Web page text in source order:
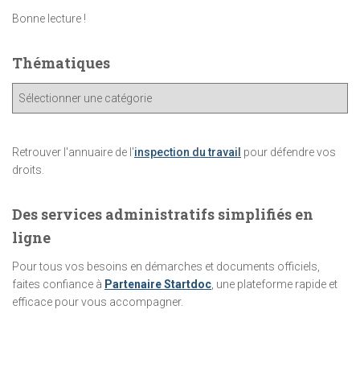
Bonne lecture !
Thématiques
q
u
s
Retrouver l'annuaire de l'inspection du travail pour défendre vos
droits.
Des services administratifs simplifiés en
ligne
Pour tous vos besoins en démarches et documents officiels,
faites confiance à Partenaire Startdoc , une plateforme rapide et
efficace pour vous accompagner.